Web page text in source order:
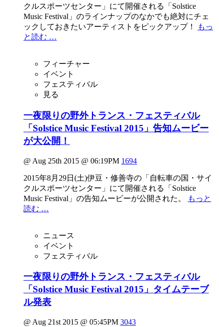
クルスポーツセンター」にて開催される「Solstice
Music Festival」のラインナップのなかでも絶対にチェ
ックしておきたいアーティストをピックアップ！
もっ
と読む …
フィーチャー
イベント
フェスティバル
見る
一夜限りの野外トランス・フェスティバル
「Solstice Music Festival 2015」告知ムービー
が大公開！
@ Aug 25th 2015 @ 06:19PM 1694
2015年8月29日(土)伊豆・修善寺の「自転車の国・サイ
クルスポーツセンター」にて開催される「Solstice
Music Festival」の告知ムービーが公開された。
もっと
読む …
ニュース
イベント
フェスティバル
一夜限りの野外トランス・フェスティバル
「Solstice Music Festival 2015」タイムテーブ
ル発表
@ Aug 21st 2015 @ 05:45PM 3043